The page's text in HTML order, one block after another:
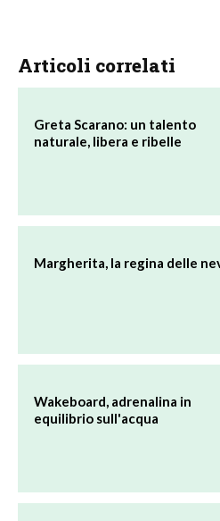
Articoli correlati
Greta Scarano: un talento
naturale, libera e ribelle
Margherita, la regina delle
Wakeboard, adrenalina in
equilibrio sull'acqua